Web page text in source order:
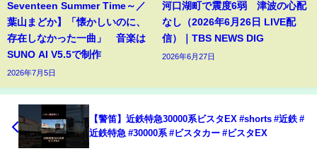
Seventeen Summer Time～／
葉山まどか】「懐かしいのに、
存在しなかった一曲」 音楽は
SUNO AI V5.5で制作
2026年7月5日
河口湖町で震度6弱 津波の心配
なし（2026年6月26日 LIVE配
信）｜TBS NEWS DIG
2026年6月27日
【警笛】近鉄特急30000系ビスタEX #shorts #近鉄 #
近鉄特急 #30000系 #ビスタカー #ビスタEX